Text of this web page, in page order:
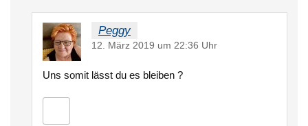
Peggy
12. März 2019 um 22:36 Uhr
Uns somit lässt du es bleiben ?